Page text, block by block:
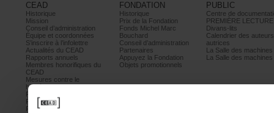
CEAD
Historique
Mission
Conseild’administration
Équipeetcoordonnées
S’inscrireàl’infolettre
ActualitésduCEAD
Rapportsannuels
Membreshonorifiquesdu
CEAD
Mesurescontrele
harcèlement
Politiquedeconfidentialité
Prixetconcours
Partenaires
FONDATION
Historique
PrixdelaFondation
FondsMichelMarc
Bouchard
Conseild’administration
Partenaires
AppuyezlaFondation
Objetspromotionnels
PUBLIC
PREMIÈRELECTURE
Divans-lits
autrices